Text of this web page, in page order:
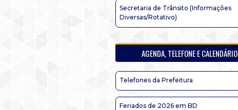
Secretaria de Trânsito (Informações
Diversas/Rotativo)
AGENDA, TELEFONE E CALENDÁRIO
Telefones da Prefeitura
Feriados de 2026 em BD